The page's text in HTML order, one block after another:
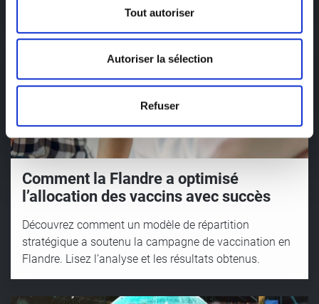
Tout autoriser
Autoriser la sélection
Refuser
d’identifier les possibilités d’amélioration.
Comment la Flandre a optimisé
l’allocation des vaccins avec succès
Découvrez comment un modèle de répartition
stratégique a soutenu la campagne de vaccination en
Flandre. Lisez l’analyse et les résultats obtenus.